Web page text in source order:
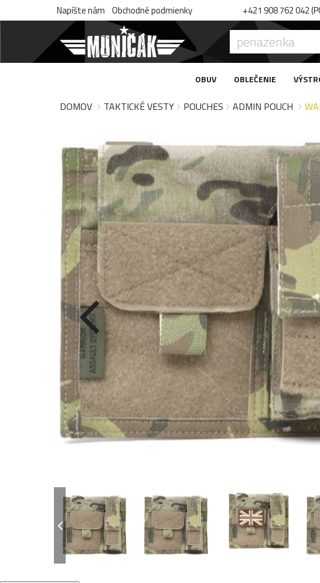
Napíšte nám Obchodné podmienky +421 908 762 042
OBUV OBLEČENIE
DOMOV TAKTICKÉ VESTY POUCHES ADMIN POUCH